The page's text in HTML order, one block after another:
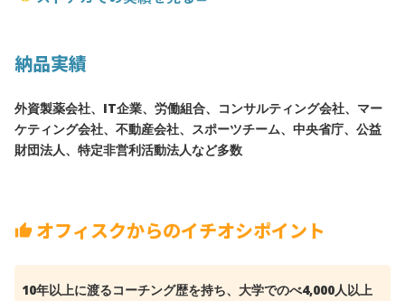
納品実績
外資製薬会社、IT企業、労働組合、コンサルティング会社、マー
ケティング会社、不動産会社、スポーツチーム、中央省庁、公益
財団法人、特定非営利活動法人など多数
thumb_up オフィスクからのイチオシポイント
10年以上に渡るコーチング歴を持ち、大学でのべ4,000人以上